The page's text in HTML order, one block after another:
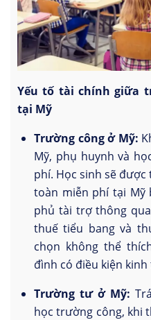
Yếu tố tài chính giữa
tại Mỹ
Trường công ở Mỹ:
Mỹ, phụ huynh và
phí. Học sinh sẽ
toàn miễn phí tại Mỹ
phủ tài trợ thông
thuế tiểu bang và
chọn không thể
đình có điều kiện kinh
Trường tư ở Mỹ:
học trường công, khi